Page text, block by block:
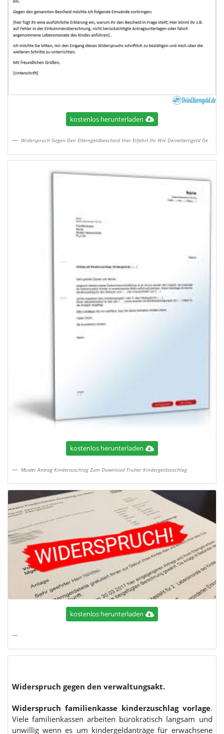
kostenlos herunterladen
Widerspruch Gegen Den Elterngeldbescheid Hier Erfahrt Ihr Wie Deinelterngeld De
kostenlos herunterladen
Muster Antrag Kinderzuschlag Zum Download Fruher Kindergeldzuschlag
kostenlos herunterladen
Widerspruch gegen den verwaltungsakt.
Widerspruch familienkasse kinderzuschlag vorlage.
Viele familienkassen arbeiten bürokratisch langsam und
unwillig wenn es um kindergeldanträge für erwachsene